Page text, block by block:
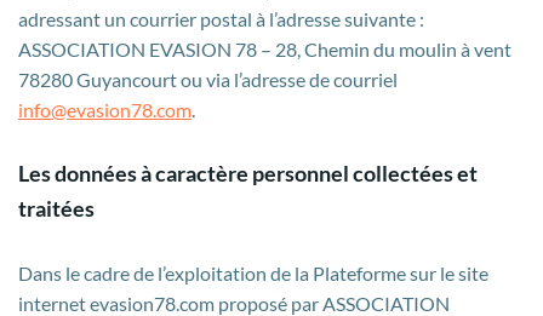
adressant un courrier postal à l’adresse suivante :
ASSOCIATION EVASION 78 – 28, Chemin du moulin à vent
78280 Guyancourt ou via l’adresse de courriel
info@evasion78.com.
Les données à caractère personnel collectées et
traitées
Dans le cadre de l’exploitation de la Plateforme sur le site
internet evasion78.com proposé par ASSOCIATION